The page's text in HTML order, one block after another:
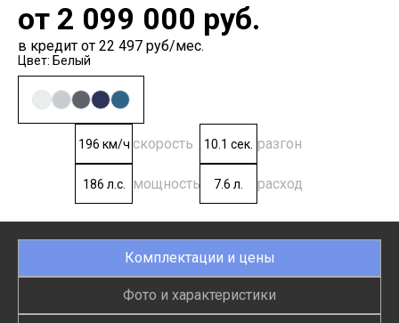
196 км/ч скорость 10.1 сек. разгон
186 л.с. мощность 7.6 л. расход
Цвет: Белый
от 2 099 000 руб.
в кредит от 22 497 руб/мес.
Комплектации и цены
Фото и характеристики